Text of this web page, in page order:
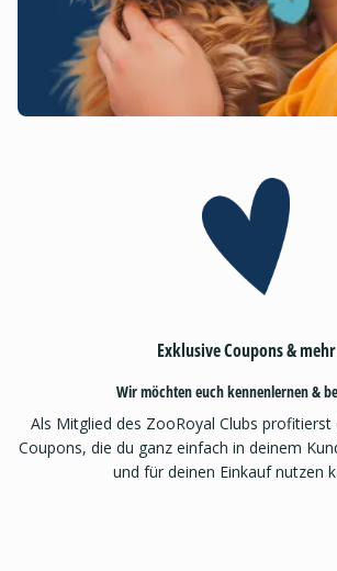
Exklusive Coupons & mehr
Wir möchten euch kennenlernen &
Als Mitglied des ZooRoyal Clubs profitierst
Coupons, die du ganz einfach in deinem
und für deinen Einkauf nutzen